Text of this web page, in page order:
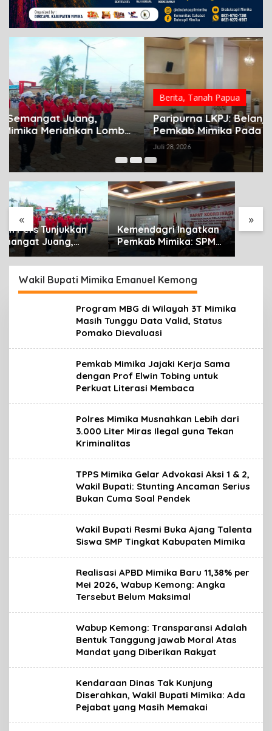
Berita,Tanah Papua
Paripurna LKPJ: Belanja Modal di Lingkup
Pemkab Mimika Pada 2025 Masih Tersendat
Juli 28, 2026
« »
Kemendagri Ingatkan
Pemkab Mimika: SPM
Bukan Sekadar
Laporan, Tapi Wujud
Nyata Pelayanan
Rakyat
Warga Palang Jalan
Cenderawasih SP2
Eksekusi Lahan
Pemicunya
Wakil Bupati Mimika Emanuel Kemong
Program MBG di Wilayah 3T Mimika
Masih Tunggu Data Valid, Status
Pomako Dievaluasi
Pemkab Mimika Jajaki Kerja Sama
dengan Prof Elwin Tobing untuk
Perkuat Literasi Membaca
Polres Mimika Musnahkan Lebih dari
3.000 Liter Miras Ilegal guna Tekan
Kriminalitas
TPPS Mimika Gelar Advokasi Aksi 1 & 2,
Wakil Bupati: Stunting Ancaman Serius
Bukan Cuma Soal Pendek
Wakil Bupati Resmi Buka Ajang Talenta
Siswa SMP Tingkat Kabupaten Mimika
Realisasi APBD Mimika Baru 11,38% per
Mei 2026, Wabup Kemong: Angka
Tersebut Belum Maksimal
Wabup Kemong: Transparansi Adalah
Bentuk Tanggung jawab Moral Atas
Mandat yang Diberikan Rakyat
Kendaraan Dinas Tak Kunjung
Diserahkan, Wakil Bupati Mimika: Ada
Pejabat yang Masih Memakai